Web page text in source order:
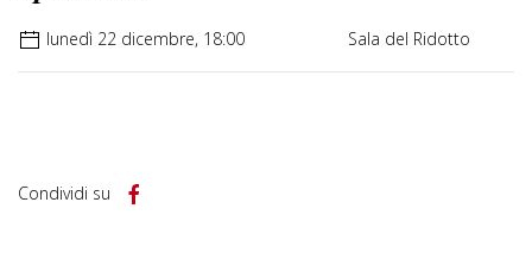
lunedì 22 dicembre, 18:00 Sala del Ridotto
Condividi su